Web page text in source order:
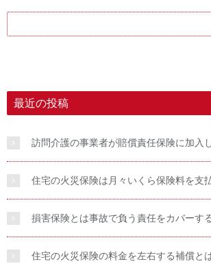
最近の投稿
訪問介護の事業者が賠償責任保険に加入
住宅の火災保険は月々いくら保険料を支
損害保険とは事故で負う責任をカバーす
住宅の火災保険の料金を左右する補償と